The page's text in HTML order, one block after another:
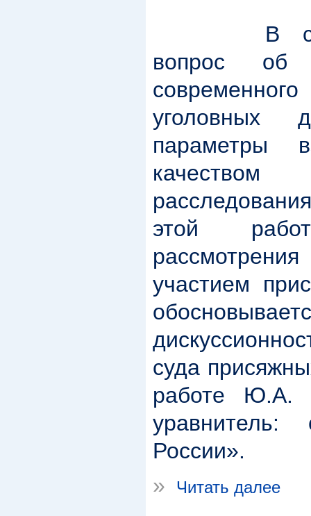
В
вопрос об
уголовных
параметры
этой
участием
суда
работе Ю.А.
России».
»
Читать далее